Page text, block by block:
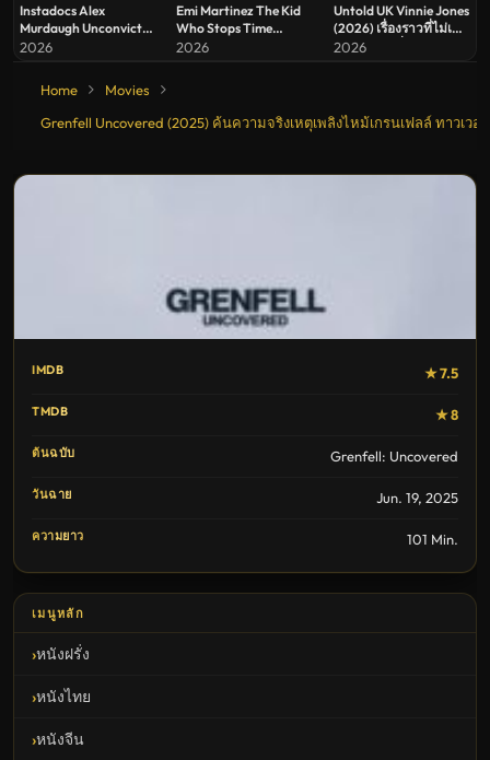
Instadocs Alex
Murdaugh Unconvicted
(2026) สารคดีปุบปับ จับ
2026
Emi Martinez The Kid
Who Stops Time
(2026) เอมิเลียโน มาร์ติ
2026
Untold UK Vinnie Jones
(2026) เรื่องราวที่ไม่เคย
เล่าของ วินนี่ โจนส์
2026
Home
Movies
Grenfell Uncovered (2025) ค้นความจริงเหตุเพลิงไหม้เกรนเฟลล์ ทาวเวอร์
IMDB ★ 7.5
TMDB ★ 8
ต้นฉบับ Grenfell: Uncovered
วันฉาย Jun. 19, 2025
ความยาว 101 Min.
เมนูหลัก
หนังฝรั่ง
หนังไทย
หนังจีน